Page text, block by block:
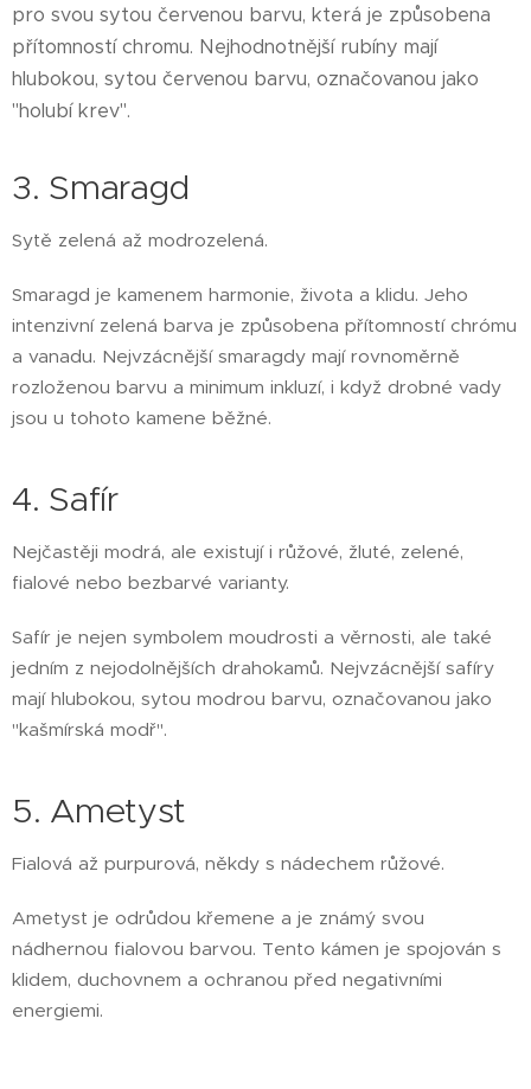
pro svou sytou červenou barvu, která je způsobena
přítomností chromu. Nejhodnotnější rubíny mají
hlubokou, sytou červenou barvu, označovanou jako
"holubí krev".
3. Smaragd
Sytě zelená až modrozelená.
Smaragd je kamenem harmonie, života a klidu. Jeho
intenzivní zelená barva je způsobena přítomností chrómu
a vanadu. Nejvzácnější smaragdy mají rovnoměrně
rozloženou barvu a minimum inkluzí, i když drobné vady
jsou u tohoto kamene běžné.
4. Safír
Nejčastěji modrá, ale existují i růžové, žluté, zelené,
fialové nebo bezbarvé varianty.
Safír je nejen symbolem moudrosti a věrnosti, ale také
jedním z nejodolnějších drahokamů. Nejvzácnější safíry
mají hlubokou, sytou modrou barvu, označovanou jako
"kašmírská modř".
5. Ametyst
Fialová až purpurová, někdy s nádechem růžové.
Ametyst je odrůdou křemene a je známý svou
nádhernou fialovou barvou. Tento kámen je spojován s
klidem, duchovnem a ochranou před negativními
energiemi.